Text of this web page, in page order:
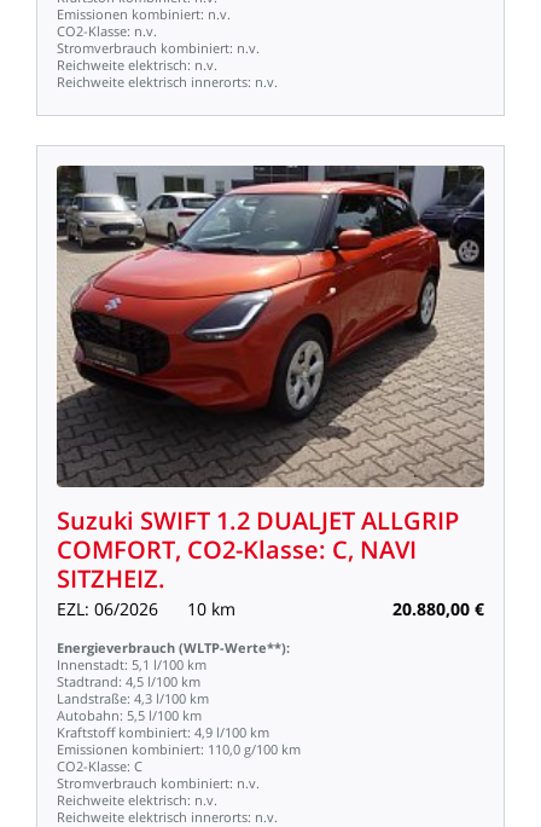
Emissionen kombiniert: n.v.
CO2-Klasse: n.v.
Stromverbrauch kombiniert: n.v.
Reichweite elektrisch: n.v.
Reichweite elektrisch innerorts: n.v.
Suzuki SWIFT 1.2 DUALJETALLGRIP
COMFORT, CO2-Klasse: C, NAVI
SITZHEIZ.
EZL: 06/2026 10 km 20.880,00 €
Energieverbrauch (WLTP-Werte**):
Innenstadt: 5,1 l/100 km
Stadtrand: 4,5 l/100 km
Landstraße: 4,3 l/100 km
Autobahn: 5,5 l/100 km
Kraftstoff kombiniert: 4,9 l/100 km
Emissionen kombiniert: 110,0 g/100 km
CO2-Klasse: C
Stromverbrauch kombiniert: n.v.
Reichweite elektrisch: n.v.
Reichweite elektrisch innerorts: n.v.